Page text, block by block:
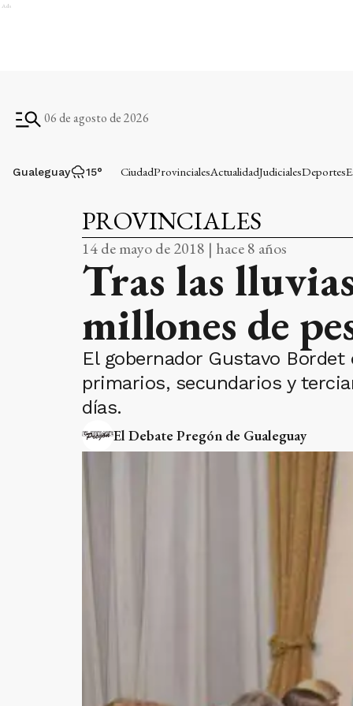
Ads
06 de agosto de 2026
Gualeguay 15° CiudadProvincialesActualidadJudicialesDeportes
PROVINCIALES
14 de mayo de 2018 | hace 8 años
Tras las
millones de
El gobernador Gustavo
primarios, secundarios y
días.
El Debate Pregón de Gualeguay